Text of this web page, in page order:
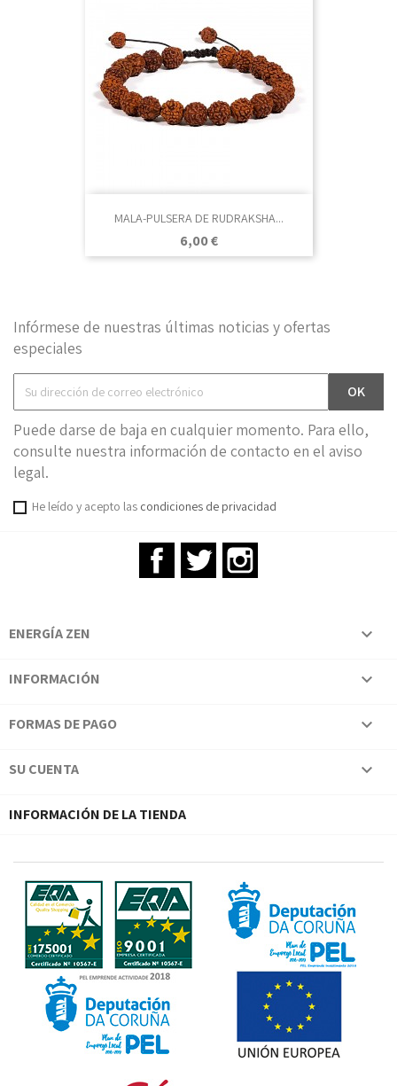
MALA-PULSERA DE RUDRAKSHA...
Precio
6,00 €
Infórmese de nuestras últimas noticias y ofertas
especiales
Puede darse de baja en cualquier momento. Para ello,
consulte nuestra información de contacto en el aviso
legal.
He leído y acepto las condiciones de privacidad
FacebookTwitter
ENERGÍA ZEN 
INFORMACIÓN 
FORMAS DE PAGO 
SU CUENTA 
INFORMACIÓN DE LA TIENDA